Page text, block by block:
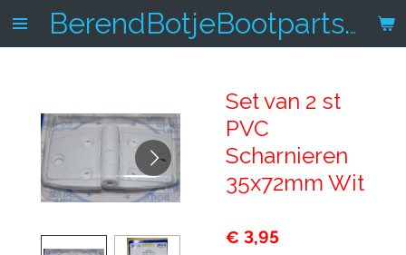
Ga
BerendBotjeBootparts.nl
Set van 2 st
PVC
Scharnieren
35x72mm Wit
€ 3,95